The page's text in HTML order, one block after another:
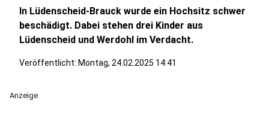
In Lüdenscheid-Brauck wurde ein Hochsitz schwer
beschädigt. Dabei stehen drei Kinder aus
Lüdenscheid und Werdohl im Verdacht.
Veröffentlicht: Montag, 24.02.2025 14:41
Anzeige